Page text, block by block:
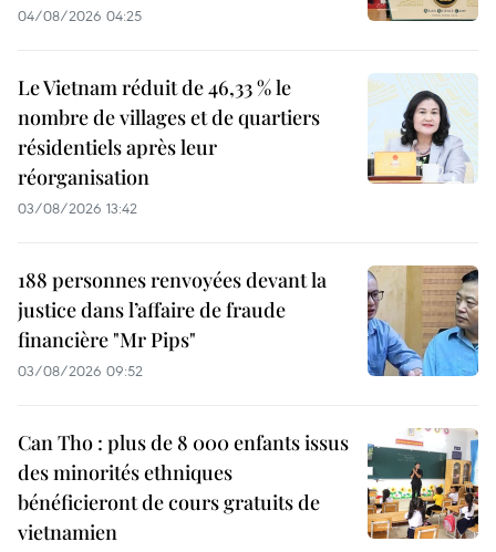
04/08/2026 04:25
Le Vietnam réduit de 46,33 % le
nombre de villages et de quartiers
résidentiels après leur
réorganisation
03/08/2026 13:42
188 personnes renvoyées devant la
justice dans l’affaire de fraude
financière "Mr Pips"
03/08/2026 09:52
Can Tho : plus de 8 000 enfants issus
des minorités ethniques
bénéficieront de cours gratuits de
vietnamien